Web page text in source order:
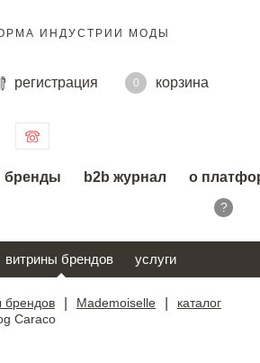
ИНДУСТРИИ МОДЫ
регистрация 0
корзина
бренды b2b журнал о
?
витрины брендов услуги
брендов Mademoiselle каталог
Caraco